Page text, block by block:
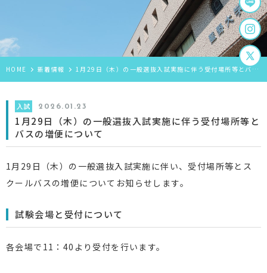
HOME 新着情報 1月29日（木）の一般選抜入試実施に伴う受付場所等とバスの増便について
入試 2026.01.23
1月29日（木）の一般選抜入試実施に伴う受付場所等と
バスの増便について
1月29日（木）の一般選抜入試実施に伴い、受付場所等とス
クールバスの増便についてお知らせします。
試験会場と受付について
各会場で11：40より受付を行います。